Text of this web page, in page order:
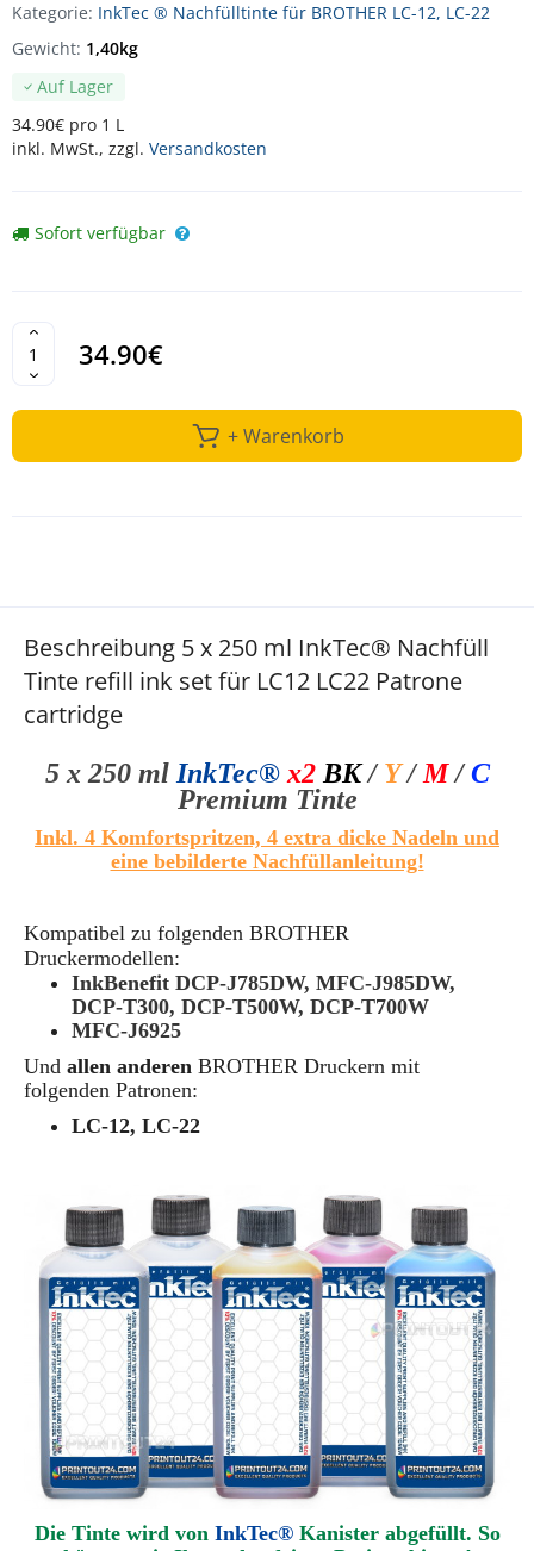
Kategorie: InkTec ® Nachfülltinte für BROTHER LC-12, LC-22
Auf Lager
34.90€ pro 1 L
inkl. MwSt., zzgl. Versandkosten
Gewicht: 1,40kg
Sofort verfügbar
34.90€
+ Warenkorb
Beschreibung 5 x 250 ml InkTec® Nachfüll
Tinte refill ink set für LC12 LC22 Patrone
cartridge
5 x 250 ml InkTec® x2BK/Y/M/C
Premium Tinte
Inkl. 4 Komfortspritzen, 4 extra dicke Nadeln und
eine bebilderte Nachfüllanleitung!
Kompatibel zu folgenden BROTHER
Druckermodellen:
InkBenefit DCP-J785DW, MFC-J985DW,
DCP-T300, DCP-T500W, DCP-T700W
MFC-J6925
Und allen anderen BROTHER Druckern mit
folgenden Patronen:
LC-12, LC-22
Die Tinte wird von InkTec® Kanister abgefüllt. So